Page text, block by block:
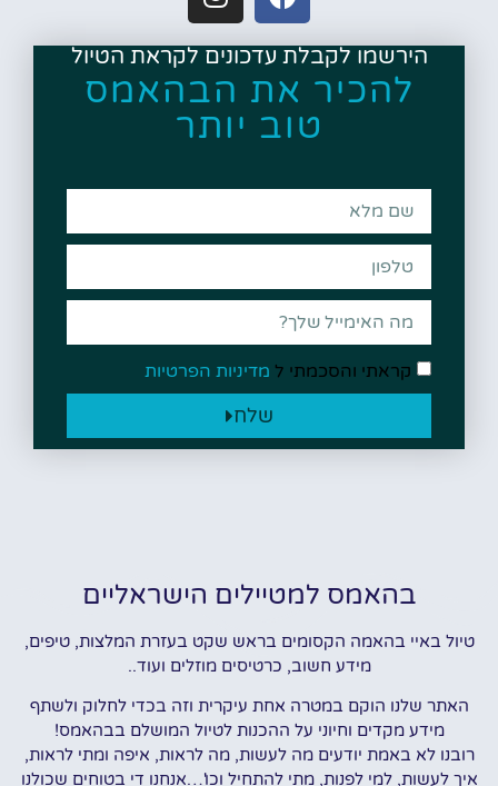
הירשמו לקבלת עדכונים לקראת הטיול
להכיר את הבהאמס
טוב יותר
קראתי והסכמתי ל מדיניות הפרטיות
שלח
בהאמס למטיילים הישראליים
טיול באיי בהאמה הקסומים בראש שקט בעזרת המלצות, טיפים,
מידע חשוב, כרטיסים מוזלים ועוד..
האתר שלנו הוקם במטרה אחת עיקרית וזה בכדי לחלוק ולשתף
מידע מקדים וחיוני על ההכנות לטיול המושלם בבהאמס!
רובנו לא באמת יודעים מה לעשות, מה לראות, איפה ומתי לראות,
איך לעשות, למי לפנות, מתי להתחיל וכו'…אנחנו די בטוחים שכולנו